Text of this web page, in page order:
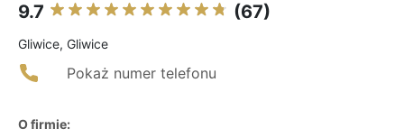
9.7 (67)
Gliwice, Gliwice
Pokaż numer telefonu
O firmie: